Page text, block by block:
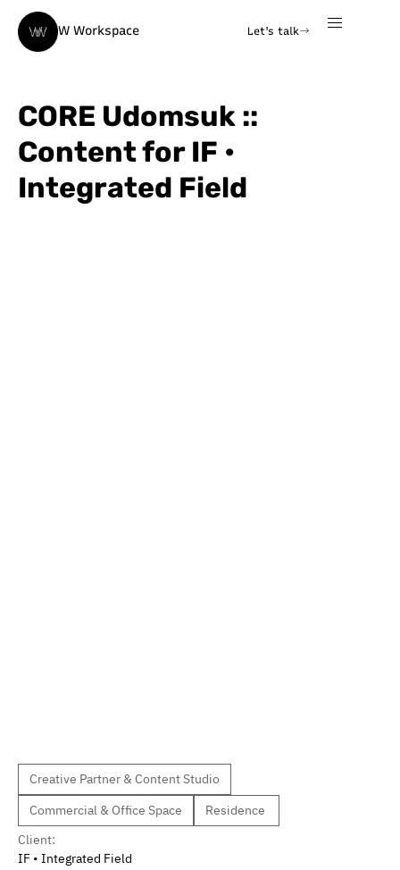
W Workspace Let's talk
CORE Udomsuk ::
Content for IF •
Integrated Field
Creative Partner & Content Studio
Commercial & Office Space
Residence
Client:
IF • Integrated Field